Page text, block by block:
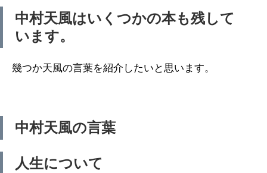
中村天風はいくつかの本も残して
います。
幾つか天風の言葉を紹介したいと思います。
中村天風の言葉
人生について